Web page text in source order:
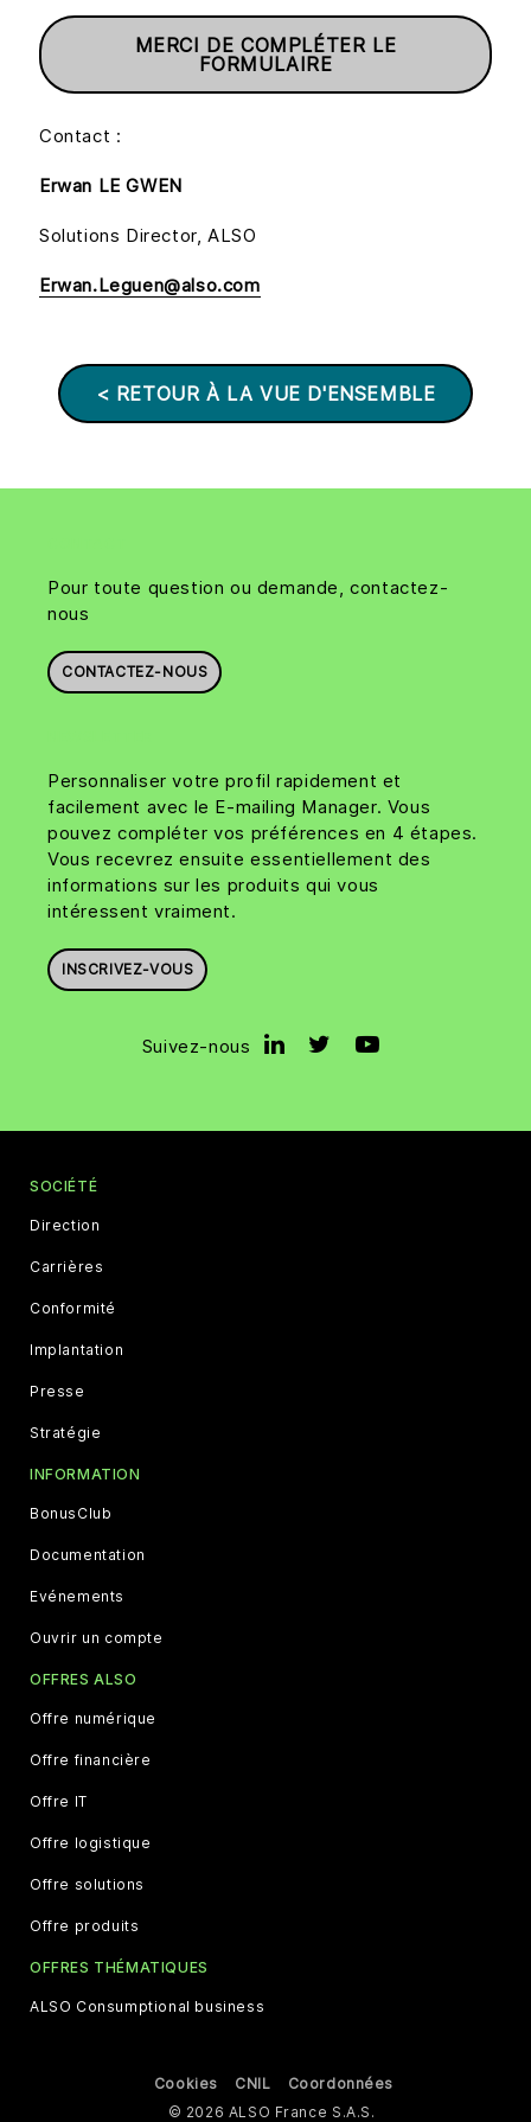
MERCI DE COMPLÉTER LE
FORMULAIRE
Contact :
Erwan LE GWEN
Solutions Director, ALSO
Erwan.Leguen@also.com
< RETOUR À LA VUE D'ENSEMBLE
Pour toute question ou demande, contactez-
nous
CONTACTEZ-NOUS
Personnaliser votre profil rapidement et
facilement avec le E-mailing Manager. Vous
pouvez compléter vos préférences en 4 étapes.
Vous recevrez ensuite essentiellement des
informations sur les produits qui vous
intéressent vraiment.
INSCRIVEZ-VOUS
Suivez-nous
SOCIÉTÉ
Direction
Carrières
Conformité
Implantation
Presse
Stratégie
INFORMATION
BonusClub
Documentation
Evénements
Ouvrir un compte
OFFRES ALSO
Offre numérique
Offre financière
Offre IT
Offre logistique
Offre solutions
Offre produits
OFFRES THÉMATIQUES
ALSO Consumptional business
Cookies CNIL
Coordonnées
© 2026 ALSO France S.A.S.